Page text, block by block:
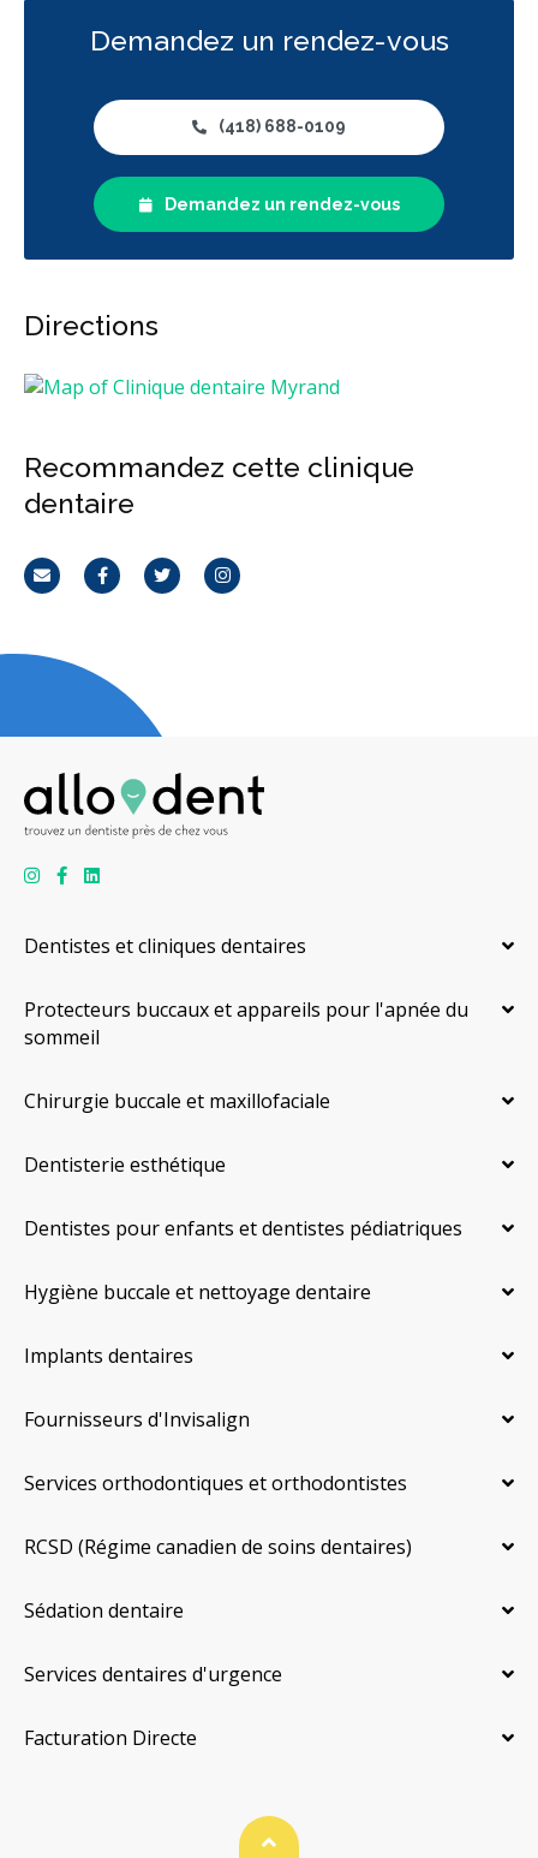
Demandez un rendez-vous
(418) 688-0109
Demandez un rendez-vous
Directions
Recommandez cette clinique
dentaire
CourrielFacebookTwitterInstagram
Dentistes et cliniques dentaires
Protecteurs buccaux et appareils pour l'apnée du
sommeil
Chirurgie buccale et maxillofaciale
Dentisterie esthétique
Dentistes pour enfants et dentistes pédiatriques
Hygiène buccale et nettoyage dentaire
Implants dentaires
Fournisseurs d'Invisalign
Services orthodontiques et orthodontistes
RCSD (Régime canadien de soins dentaires)
Sédation dentaire
Services dentaires d'urgence
Facturation Directe
Haut de page